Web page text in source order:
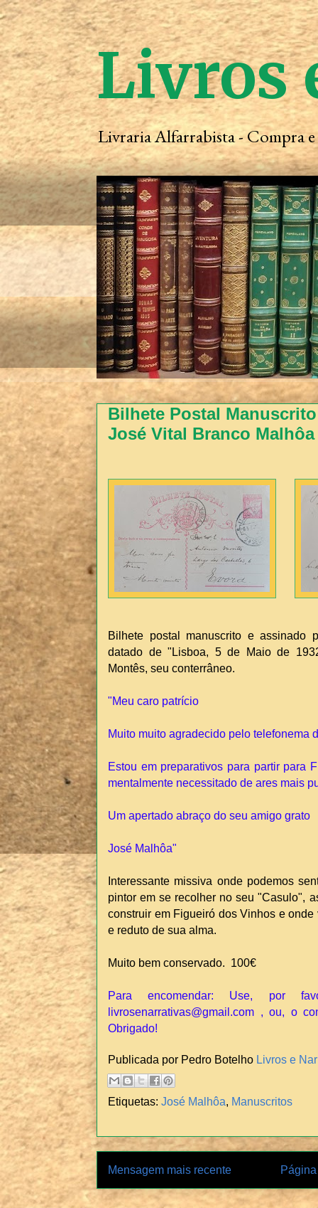
Livros
Livraria Alfarrabista - Compra
Bilhete Postal
José Vital Branco
Bilhete postal manuscrito e assinado
datado de "Lisboa, 5 de Maio de
Montês, seu conterrâneo.
"Meu caro patrício
Muito muito agradecido pelo telefonema
Estou em preparativos para partir para
mentalmente necessitado de ares mais
Um apertado abraço do seu amigo grato
José Malhôa"
Interessante missiva onde podemos
pintor em se recolher no seu "Casulo",
construir em Figueiró dos Vinhos e
e reduto de sua alma.
Muito bem conservado. 100€
Para encomendar: Use, por
livrosenarrativas@gmail.com , ou, o
Obrigado!
Publicada por Pedro Botelho Livros e
Etiquetas: José Malhôa Manuscritos
Mensagem mais recente